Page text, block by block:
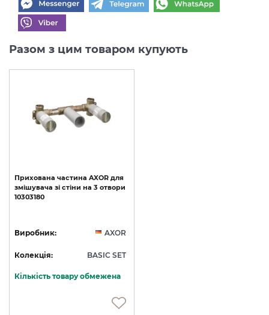
Разом з цим товаром купують
Прихована частина AXOR для
змішувача зі стіни на 3 отвори
10303180
Виробник: AXOR
Колекція: BASIC SET
Кількість товару обмежена